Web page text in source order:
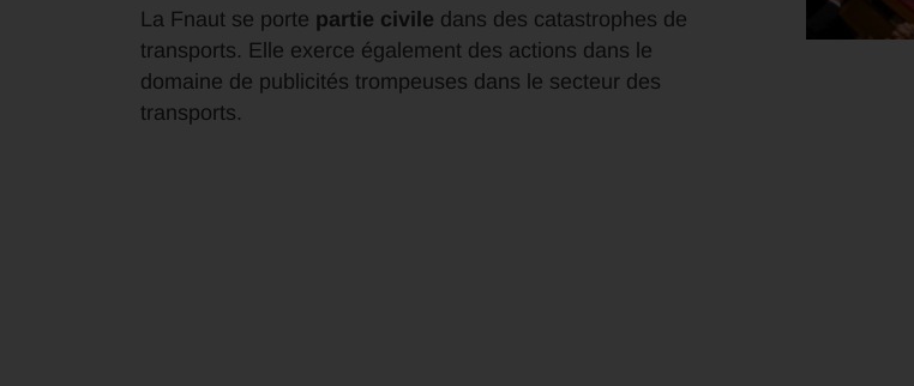
La Fnaut se porte partie civile dans des catastrophes de
transports. Elle exerce également des actions dans le
domaine de publicités trompeuses dans le secteur des
transports.